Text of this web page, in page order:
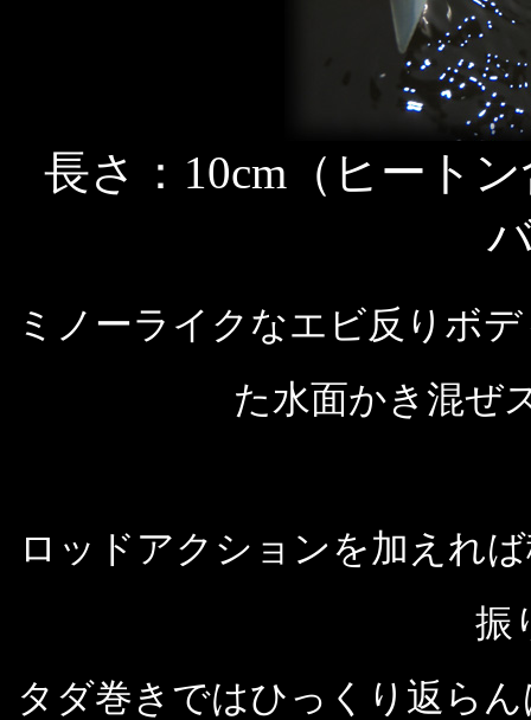
長さ：10cm（ヒート
ミノーライクなエビ反りボ
た水面かき混ぜ
ロッドアクションを加えれ
振
タダ巻きではひっくり返ら